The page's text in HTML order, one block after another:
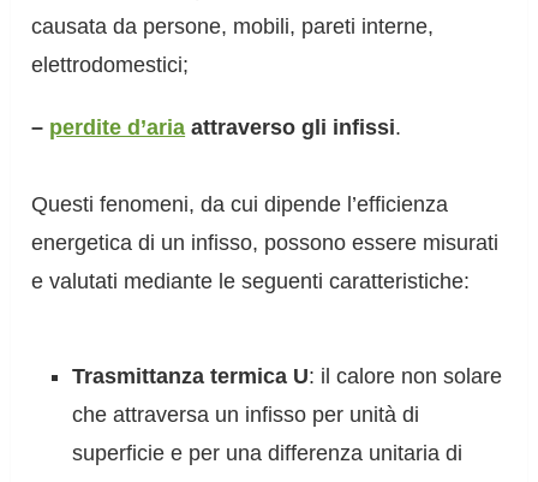
causata da persone, mobili, pareti interne,
elettrodomestici;
– perdite d’aria attraverso gli infissi.
Questi fenomeni, da cui dipende l’efficienza
energetica di un infisso, possono essere misurati
e valutati mediante le seguenti caratteristiche:
Trasmittanza termica U: il calore non solare
che attraversa un infisso per unità di
superficie e per una differenza unitaria di